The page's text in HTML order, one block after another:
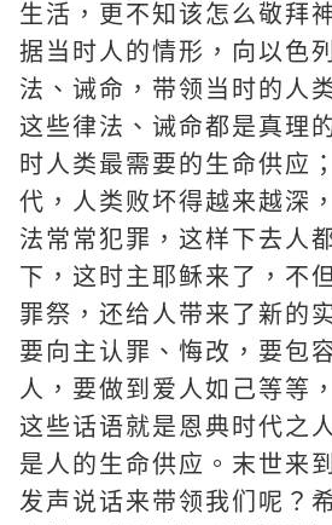
生活，更不知该怎么 敬拜
据当时人的情形，向以色
法、诫命，带领当时的人
这些律法、诫命都是真理
时人类最需要的生命供应
代，人类败坏得越来越深
法常常犯罪，这样下去人
下，这时主耶稣来了，不
罪祭，还给人带来了新的
要向主认罪、悔改，要包
人，要做到爱人如己等等
这些话语就是恩典时代之
是人的生命供应。末世来
发声说话来带领我们呢？